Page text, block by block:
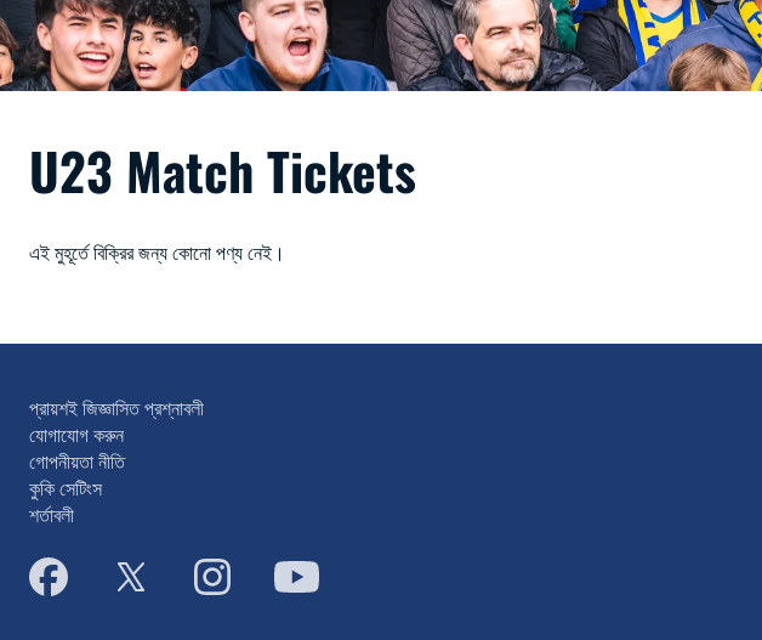
U23 Match Tickets
এই মুহূর্তে বিক্রির জন্য কোনো পণ্য নেই।
প্রায়শই জিজ্ঞাসিত প্রশ্নাবলী
যোগাযোগ করুন
গোপনীয়তা নীতি
কুকি সেটিংস
শর্তাবলী